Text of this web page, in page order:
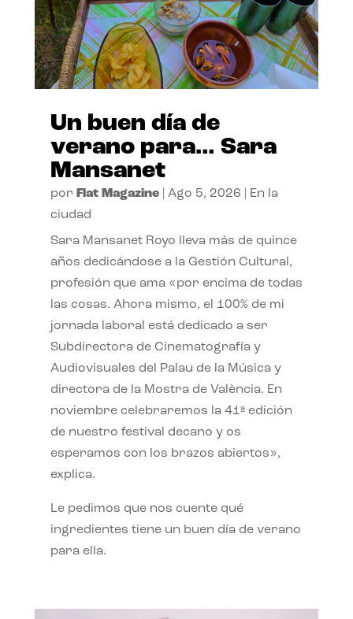
Un buen día de
verano para… Sara
Mansanet
por Flat Magazine| Ago 5, 2026
En la
ciudad
Sara Mansanet Royo lleva más de quince
años dedicándose a la Gestión Cultural,
profesión que ama «por encima de todas
las cosas. Ahora mismo, el 100% de mi
jornada laboral está dedicado a ser
Subdirectora de Cinematografía y
Audiovisuales del Palau de la Música y
directora de la Mostra de València. En
noviembre celebraremos la 41ª edición
de nuestro festival decano y os
esperamos con los brazos abiertos»,
explica.
Le pedimos que nos cuente qué
ingredientes tiene un buen día de verano
para ella.